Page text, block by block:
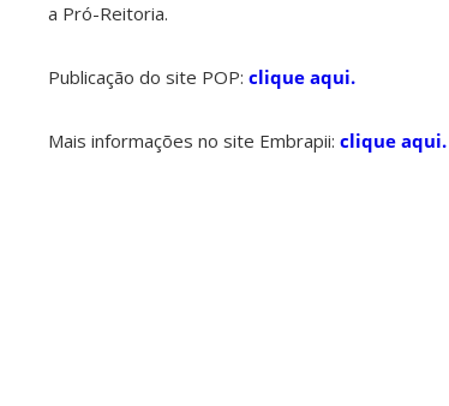
a Pró-Reitoria.
Publicação do site POP: clique aqui.
Mais informações no site Embrapii: clique aqui.